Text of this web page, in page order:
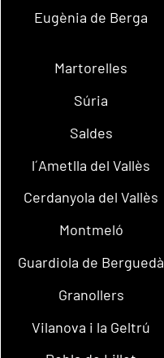
Eugènia de Berga
Martorelles
Súria
Saldes
l´Ametlla del Vallès
Cerdanyola del Vallès
Montmeló
Guardiola de Berguedà
Granollers
Vilanova i la Geltrú